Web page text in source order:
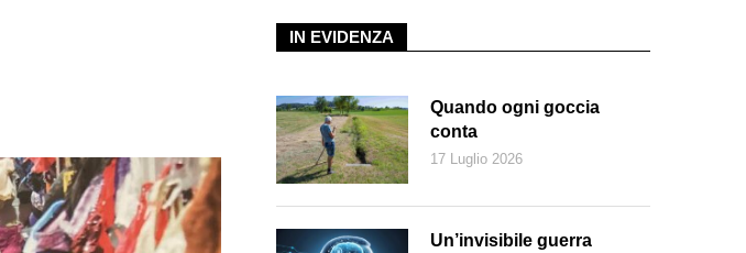
IN EVIDENZA
Quando ogni goccia
conta
17 Luglio 2026
Un’invisibile guerra